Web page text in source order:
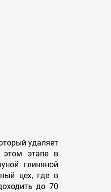
удаляет
этом этапе в
глиняной
цех, где в
до 70